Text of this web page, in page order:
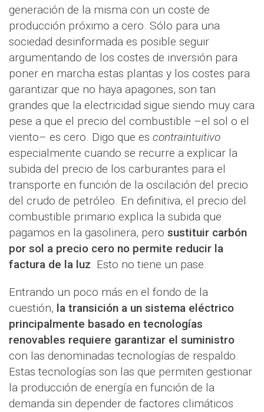
generación de la misma con un coste de
producción próximo a cero. Sólo para una
sociedad desinformada es posible seguir
argumentando de los costes de inversión para
poner en marcha estas plantas y los costes para
garantizar que no haya apagones, son tan
grandes que la electricidad sigue siendo muy cara
pese a que el precio del combustible –el sol o el
viento– es cero. Digo que es contraintuitivo
especialmente cuando se recurre a explicar la
subida del precio de los carburantes para el
transporte en función de la oscilación del precio
del crudo de petróleo. En definitiva, el precio del
combustible primario explica la subida que
pagamos en la gasolinera, pero sustituir carbón
por sol a precio cero no permite reducir la
factura de la luz. Esto no tiene un pase.
Entrando un poco más en el fondo de la
cuestión, la transición a un sistema eléctrico
principalmente basado en tecnologías
renovables requiere garantizar el suministro
con las denominadas tecnologías de respaldo.
Estas tecnologías son las que permiten gestionar
la producción de energía en función de la
demanda sin depender de factores climáticos